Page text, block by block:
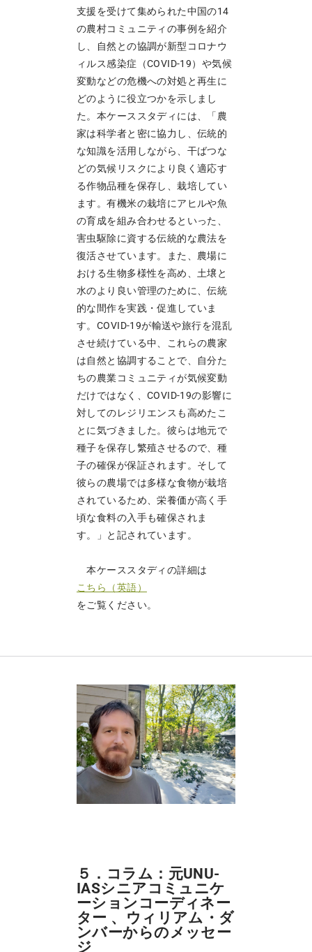
支援を受けて集められた中国の14
の農村コミュニティの事例を紹介
し、自然との協調が新型コロナウ
ィルス感染症（COVID-19）や気候
変動などの危機への対処と再生に
どのように役立つかを示しまし
た。本ケーススタディには、「農
家は科学者と密に協力し、伝統的
な知識を活用しながら、干ばつな
どの気候リスクにより良く適応す
る作物品種を保存し、栽培してい
ます。有機米の栽培にアヒルや魚
の育成を組み合わせるといった、
害虫駆除に資する伝統的な農法を
復活させています。また、農場に
おける生物多様性を高め、土壌と
水のより良い管理のために、伝統
的な間作を実践・促進していま
す。COVID-19が輸送や旅行を混乱
させ続けている中、これらの農家
は自然と協調することで、自分た
ちの農業コミュニティが気候変動
だけではなく、COVID-19の影響に
対してのレジリエンスも高めたこ
とに気づきました。彼らは地元で
種子を保存し繁殖させるので、種
子の確保が保証されます。そして
彼らの農場では多様な食物が栽培
されているため、栄養価が高く手
頃な食料の入手も確保されま
す。」と記されています。
本ケーススタディの詳細は
こちら（英語）
をご覧ください。
５．コラム：元UNU-
IASシニアコミュニケ
ーションコーディネー
ター 、ウィリアム・ダ
ンバーからのメッセー
ジ